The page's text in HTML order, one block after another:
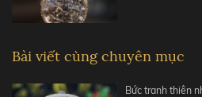
Bài viết cùng chuyên mục
Bức tranh thiên